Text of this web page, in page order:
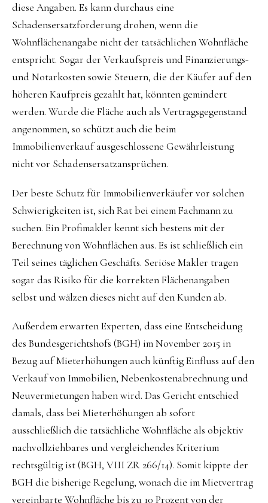
diese Angaben. Es kann durchaus eine
Schadensersatzforderung drohen, wenn die
Wohnflächenangabe nicht der tatsächlichen Wohnfläche
entspricht. Sogar der Verkaufspreis und Finanzierungs-
und Notarkosten sowie Steuern, die der Käufer auf den
höheren Kaufpreis gezahlt hat, könnten gemindert
werden. Wurde die Fläche auch als Vertragsgegenstand
angenommen, so schützt auch die beim
Immobilienverkauf ausgeschlossene Gewährleistung
nicht vor Schadensersatzansprüchen.
Der beste Schutz für Immobilienverkäufer vor solchen
Schwierigkeiten ist, sich Rat bei einem Fachmann zu
suchen. Ein Profimakler kennt sich bestens mit der
Berechnung von Wohnflächen aus. Es ist schließlich ein
Teil seines täglichen Geschäfts. Seriöse Makler tragen
sogar das Risiko für die korrekten Flächenangaben
selbst und wälzen dieses nicht auf den Kunden ab.
Außerdem erwarten Experten, dass eine Entscheidung
des Bundesgerichtshofs (BGH) im November 2015 in
Bezug auf Mieterhöhungen auch künftig Einfluss auf den
Verkauf von Immobilien, Nebenkostenabrechnung und
Neuvermietungen haben wird. Das Gericht entschied
damals, dass bei Mieterhöhungen ab sofort
ausschließlich die tatsächliche Wohnfläche als objektiv
nachvollziehbares und vergleichendes Kriterium
rechtsgültig ist (BGH, VIII ZR 266/14). Somit kippte der
BGH die bisherige Regelung, wonach die im Mietvertrag
vereinbarte Wohnfläche bis zu 10 Prozent von der